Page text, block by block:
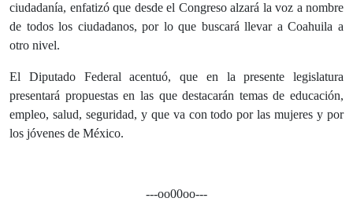
ciudadanía, enfatizó que desde el Congreso alzará la voz a nombre
de todos los ciudadanos, por lo que buscará llevar a Coahuila a
otro nivel.
El Diputado Federal acentuó, que en la presente legislatura
presentará propuestas en las que destacarán temas de educación,
empleo, salud, seguridad, y que va con todo por las mujeres y por
los jóvenes de México.
---oo00oo---